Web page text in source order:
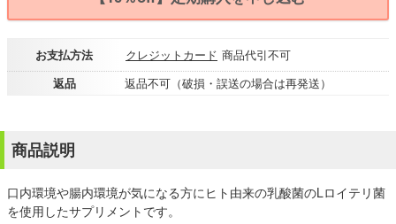
お支払方法 クレジットカード 商品代引不可
返品
返品不可（破損・誤送の場合は再発送）
商品説明
口内環境や腸内環境が気になる方にヒト由来の乳酸菌のLロイテリ菌
を使用したサプリメントです。